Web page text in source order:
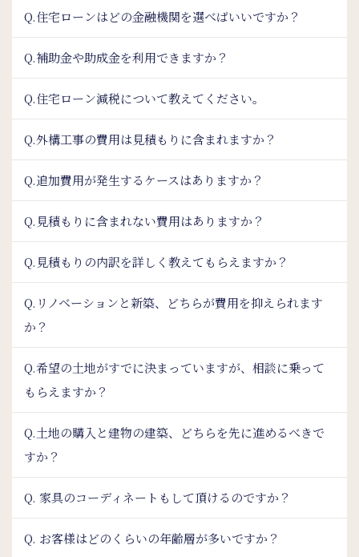
Q.住宅ローンはどの金融機関を選べばいいですか？
Q.補助金や助成金を利用できますか？
Q.住宅ローン減税について教えてください。
Q.外構工事の費用は見積もりに含まれますか？
Q.追加費用が発生するケースはありますか？
Q.見積もりに含まれない費用はありますか？
Q.見積もりの内訳を詳しく教えてもらえますか？
Q.リノベーションと新築、どちらが費用を抑えられます
か？
Q.希望の土地がすでに決まっていますが、相談に乗って
もらえますか？
Q.土地の購入と建物の建築、どちらを先に進めるべきで
すか？
Q. 家具のコーディネートもして頂けるのですか？
Q. お客様はどのくらいの年齢層が多いですか？